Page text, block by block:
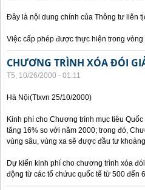
Đây là nội dung chính của Thông tư liên
Việc cấp phép được thực hiện trong
CHƯƠNG TRÌNH XÓA ĐÓI
T5, 10/26/2000 - 01:11
Hà Nội(Ttxvn 25/10/2000)
Kinh phí cho Chương trình mục tiêu
tăng 16% so với năm 2000; trong đó,
vùng sâu, vùng xa sẽ được đầu tư
Dự kiến kinh phí cho chương trình xóa
động từ các tổ chứuc quốc tế từ 500 đến